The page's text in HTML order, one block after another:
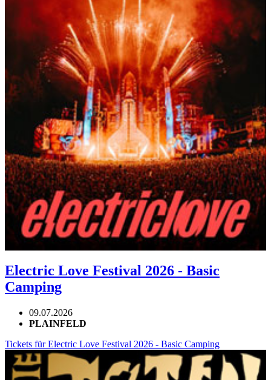
Electric Love Festival 2026 - Basic
Camping
09.07.2026
PLAINFELD
Tickets für Electric Love Festival 2026 - Basic Camping